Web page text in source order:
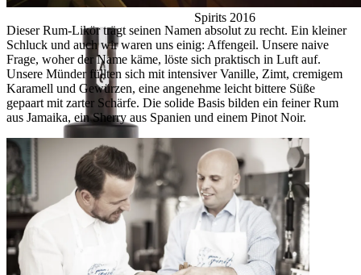
Adnan und sein Team auf der Finest Spirits 2016
Dieser Rum-Likör trägt seinen Namen absolut zu recht. Ein kleiner
Schluck und auch wir waren uns einig: Affengeil. Unsere naive
Frage, woher der Name käme, löste sich praktisch in Luft auf.
Unsere Münder füllten sich mit intensiver Vanille, Zimt, cremigem
Karamell und Gewürzen, eine angenehme leicht bittere Süße
gepaart mit zarter Schärfe. Die solide Basis bilden ein feiner Rum
aus Jamaika, ein Sherry aus Spanien und einem Pinot Noir.